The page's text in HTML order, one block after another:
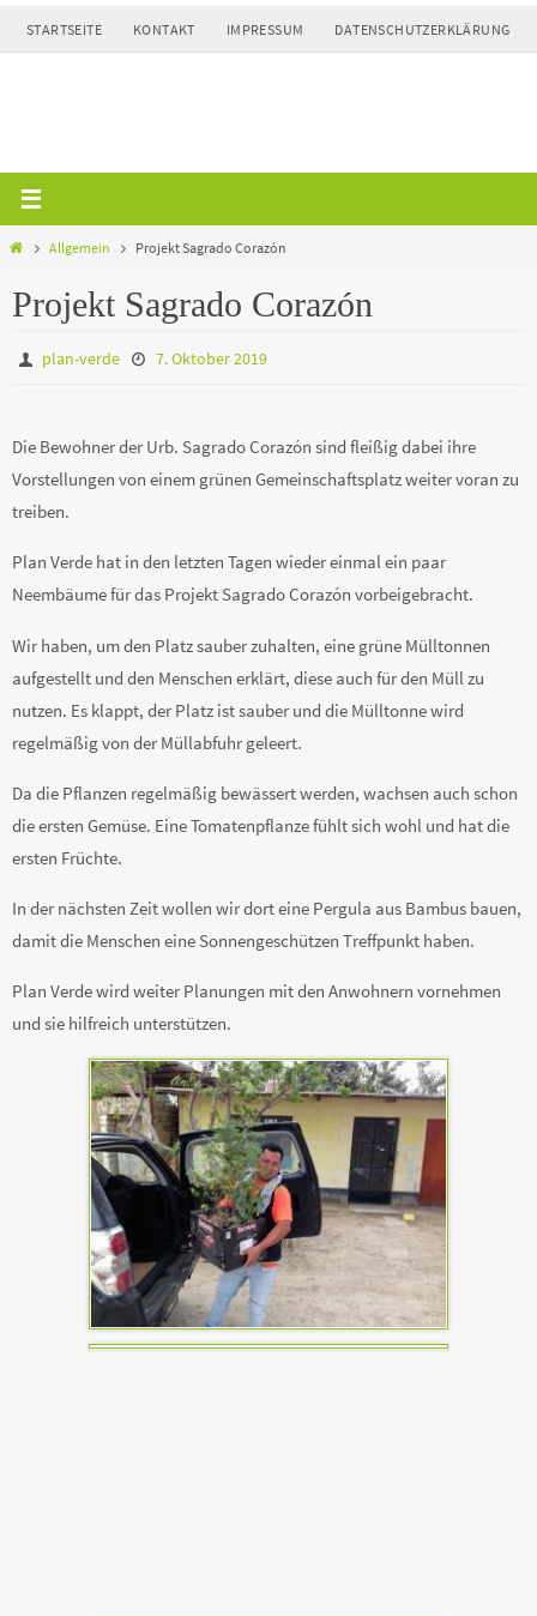
Zum
Inhalt
STARTSEITE KONTAKT IMPRESSUM DATENSCHUTZERKLÄRUNG
HomeAllgemein Projekt Sagrado Corazón
Projekt Sagrado Corazón
plan-verde 7. Oktober 2019
Die Bewohner der Urb. Sagrado Corazón sind fleißig dabei ihre
Vorstellungen von einem grünen Gemeinschaftsplatz weiter voran zu
treiben.
Plan Verde hat in den letzten Tagen wieder einmal ein paar
Neembäume für das Projekt Sagrado Corazón vorbeigebracht.
Wir haben, um den Platz sauber zuhalten, eine grüne Mülltonnen
aufgestellt und den Menschen erklärt, diese auch für den Müll zu
nutzen. Es klappt, der Platz ist sauber und die Mülltonne wird
regelmäßig von der Müllabfuhr geleert.
Da die Pflanzen regelmäßig bewässert werden, wachsen auch schon
die ersten Gemüse. Eine Tomatenpflanze fühlt sich wohl und hat die
ersten Früchte.
In der nächsten Zeit wollen wir dort eine Pergula aus Bambus bauen,
damit die Menschen eine Sonnengeschützen Treffpunkt haben.
Plan Verde wird weiter Planungen mit den Anwohnern vornehmen
und sie hilfreich unterstützen.